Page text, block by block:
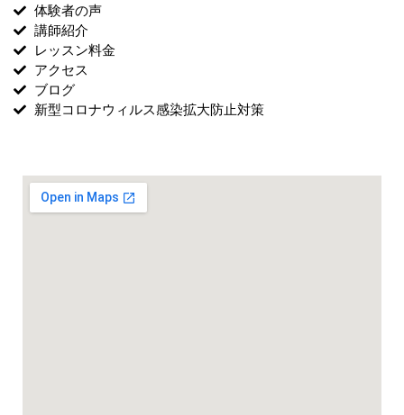
体験者の声
講師紹介
レッスン料金
アクセス
ブログ
新型コロナウィルス感染拡大防止対策